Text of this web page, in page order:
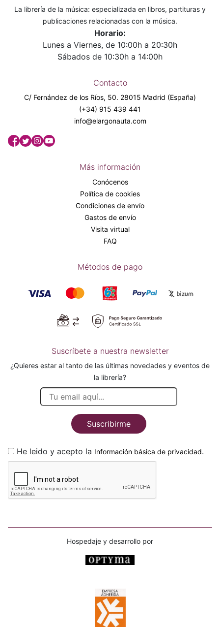
La librería de la música: especializada en libros, partituras y
publicaciones relacionadas con la música.
Horario:
Lunes a Viernes, de 10:00h a 20:30h
Sábados de 10:30h a 14:00h
Contacto
C/ Fernández de los Ríos, 50. 28015 Madrid (España)
(+34) 915 439 441
info@elargonauta.com
Más información
Conócenos
Política de cookies
Condiciones de envío
Gastos de envío
Visita virtual
FAQ
Métodos de pago
Suscríbete a nuestra newsletter
¿Quieres estar al tanto de las últimas novedades y eventos de
la librería?
Suscribirme
He leido y acepto la Información básica de privacidad.
Hospedaje y desarrollo por